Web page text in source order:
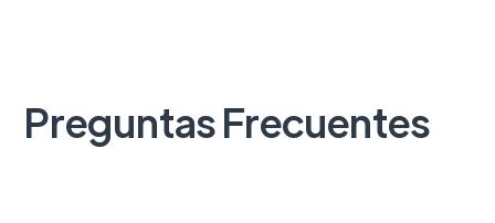
Preguntas Frecuentes